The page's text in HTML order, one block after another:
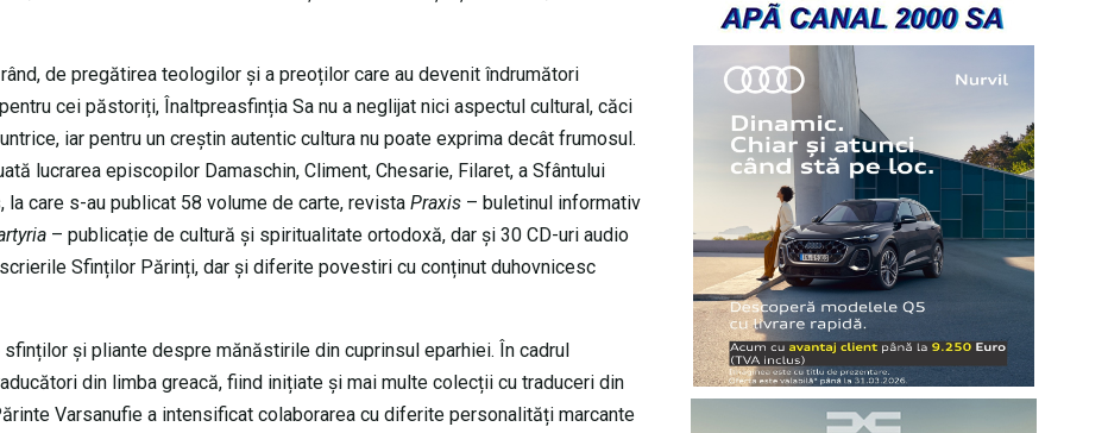
de pregătirea teologilor și a preoților care au devenit îndrumători
cei păstoriți, Înaltpreasfinția Sa nu a neglijat nici aspectul cultural, căci
iar pentru un creștin autentic cultura nu poate exprima decât frumosul.
lucrarea episcopilor Damaschin, Climent, Chesarie, Filaret, a Sfântului
care s-au publicat 58 volume de carte, revista Praxis – buletinul informativ
– publicație de cultură și spiritualitate ortodoxă, dar și 30 CD-uri audio
Sfinților Părinți, dar și diferite povestiri cu conținut duhovnicesc
și pliante despre mănăstirile din cuprinsul eparhiei. În cadrul
din limba greacă, fiind inițiate și mai multe colecții cu traduceri din
Varsanufie a intensificat colaborarea cu diferite personalități marcante